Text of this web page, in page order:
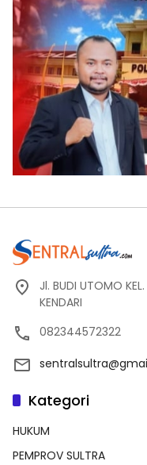
Jl. BUDI UTOMO
KENDARI
082344572322
Kategori
HUKUM
PEMPROV SULTRA